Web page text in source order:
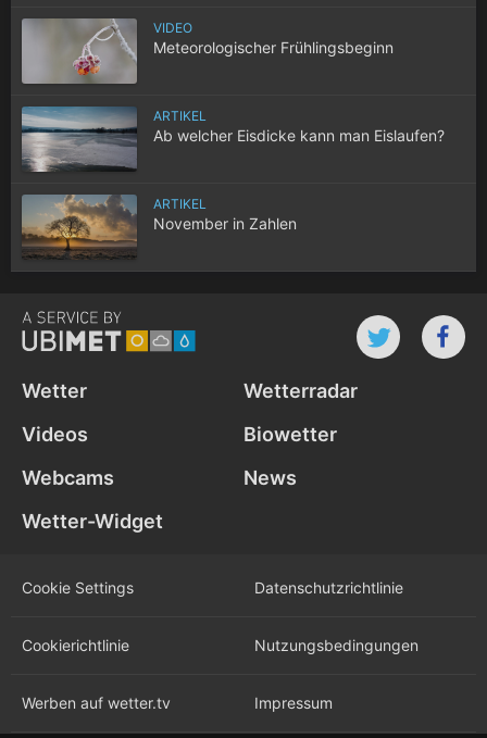
VIDEO
Meteorologischer Frühlingsbeginn
ARTIKEL
Ab welcher Eisdicke kann man Eislaufen?
ARTIKEL
November in Zahlen
Wetter
Wetterradar
Videos
Biowetter
Webcams
News
Wetter-Widget
Cookie Settings Datenschutz­richtlinie
Cookie­richtlinie Nutzungs­bedingungen
Werben auf wetter.tv Impressum